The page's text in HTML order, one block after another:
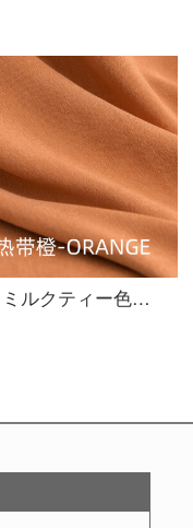
ノロミルクティー色カーテン寝室全遮光ins風北欧シンプル軽量リビング2022年新型高級シュフニ-熱帯オレンジ四爪フック-幅2.5高さ2.7枚(短く変更可能)